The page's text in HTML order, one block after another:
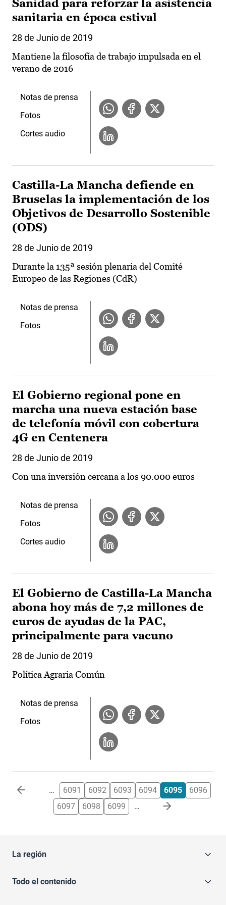
Sanidad para reforzar la asistencia
sanitaria en época estival
28 de Junio de 2019
Mantiene la filosofía de trabajo impulsada en el
verano de 2016
Notas de prensa
Fotos
Cortes audio
Castilla-La Mancha defiende en
Bruselas la implementación de los
Objetivos de Desarrollo Sostenible
(ODS)
28 de Junio de 2019
Durante la 135ª sesión plenaria del Comité
Europeo de las Regiones (CdR)
Notas de prensa
Fotos
El Gobierno regional pone en
marcha una nueva estación base
de telefonía móvil con cobertura
4G en Centenera
28 de Junio de 2019
Con una inversión cercana a los 90.000 euros
Notas de prensa
Fotos
Cortes audio
El Gobierno de Castilla-La Mancha
abona hoy más de 7,2 millones de
euros de ayudas de la PAC,
principalmente para vacuno
28 de Junio de 2019
Política Agraria Común
Notas de prensa
Fotos
Paginación … 6091 6092 6093 6094 6095
6096
6097
6098 6099 …
La región
Todo el contenido